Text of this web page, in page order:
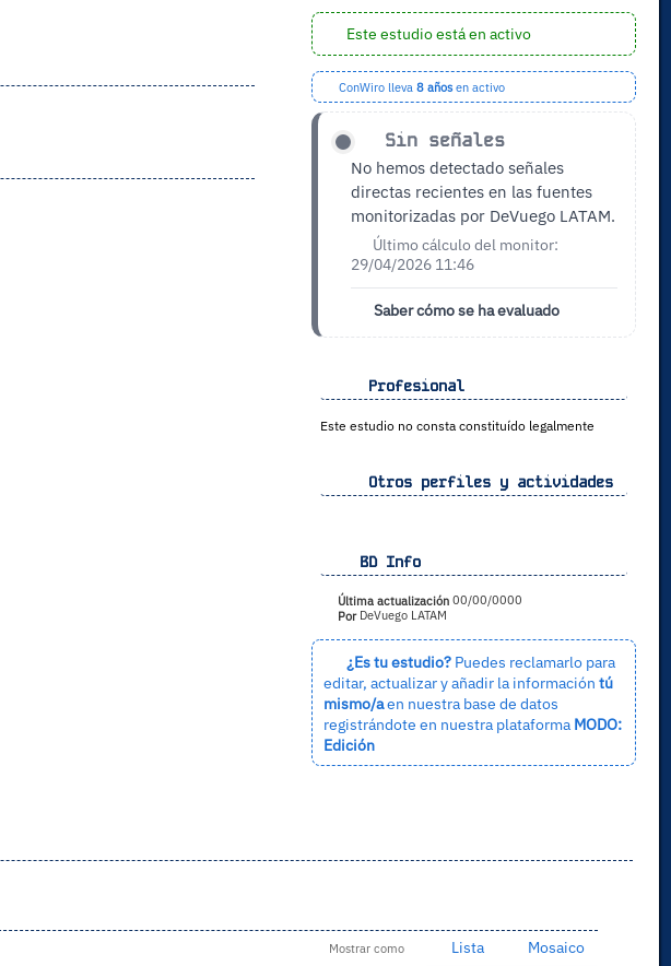
Este estudio está en activo
ConWiro lleva 8 añosen activo
Sin señales
No hemos detectado señales
directas recientes en las fuentes
monitorizadas por DeVuego LATAM.
Último cálculo del monitor:
29/04/2026 11:46
Saber cómo se ha evaluado
Profesional
Este estudio no consta constituído legalmente
Otros perfiles y actividades
BD Info
Última actualización00/00/0000
PorDeVuego LATAM
¿Es tu estudio?Puedes reclamarlo para
editar, actualizar y añadir la información tú
mismo/aen nuestra base de datos
registrándote en nuestra plataforma MODO:
Edición
Mostrar como Lista Mosaico